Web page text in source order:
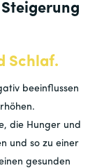
Schlaf.
beeinflussen
die Hunger und
und so zu einer
gesunden